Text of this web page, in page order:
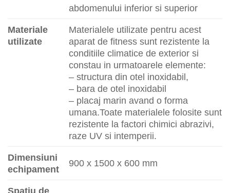
abdomenului inferior si superior
Materiale
utilizate
Materialele utilizate pentru acest
aparat de fitness sunt rezistente la
conditiile climatice de exterior si
constau in urmatoarele elemente:
– structura din otel inoxidabil,
– bara de otel inoxidabil
– placaj marin avand o forma
umana.Toate materialele folosite sunt
rezistente la factori chimici abrazivi,
raze UV si intemperii.
Dimensiuni
echipament
900 x 1500 x 600 mm
Spatiu de